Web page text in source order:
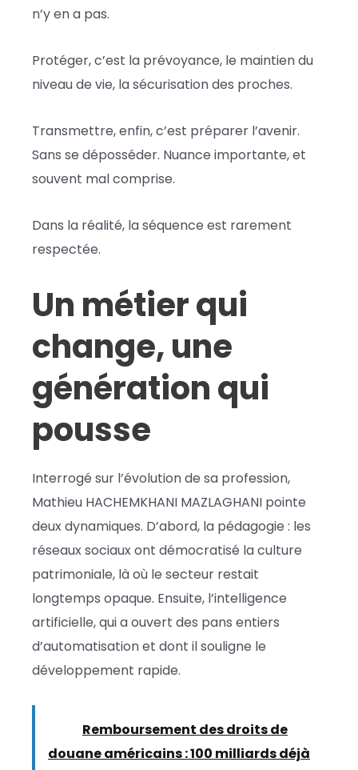
n’y en a pas.
Protéger, c’est la prévoyance, le maintien du
niveau de vie, la sécurisation des proches.
Transmettre, enfin, c’est préparer l’avenir.
Sans se déposséder. Nuance importante, et
souvent mal comprise.
Dans la réalité, la séquence est rarement
respectée.
Un métier qui
change, une
génération qui
pousse
Interrogé sur l’évolution de sa profession,
Mathieu HACHEMKHANI MAZLAGHANI pointe
deux dynamiques. D’abord, la pédagogie : les
réseaux sociaux ont démocratisé la culture
patrimoniale, là où le secteur restait
longtemps opaque. Ensuite, l’intelligence
artificielle, qui a ouvert des pans entiers
d’automatisation et dont il souligne le
développement rapide.
Remboursement des droits de
douane américains : 100 milliards déjà